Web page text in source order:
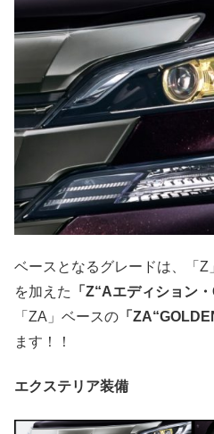
ベースとなるグレードは、「
を加えた
「Z“Aエディション
「ZA」ベースの 「
ます！！
エクステリア装備